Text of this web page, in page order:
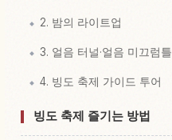
2. 밤의 라이트업
3. 얼음 터널·얼음 미끄럼틀
4. 빙도 축제 가이드 투어
빙도 축제 즐기는 방법